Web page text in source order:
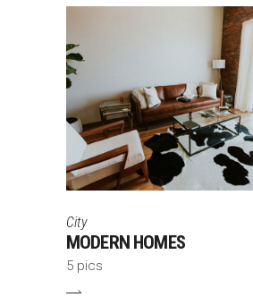
City
MODERN HOMES
5 pics